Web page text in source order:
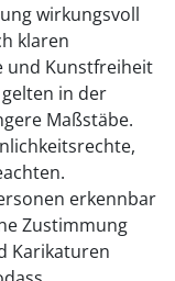
wirkungsvoll
klaren
und Kunstfreiheit
in der
Maßstäbe.
erkennbar
Zustimmung
Karikaturen